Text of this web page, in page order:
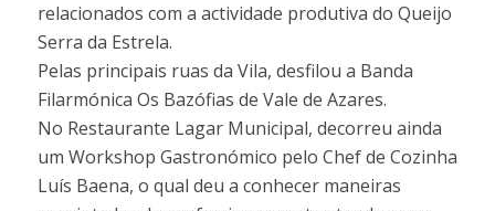
relacionados com a actividade produtiva do Queijo
Serra da Estrela.
Pelas principais ruas da Vila, desfilou a Banda
Filarmónica Os Bazófias de Vale de Azares.
No Restaurante Lagar Municipal, decorreu ainda
um Workshop Gastronómico pelo Chef de Cozinha
Luís Baena, o qual deu a conhecer maneiras